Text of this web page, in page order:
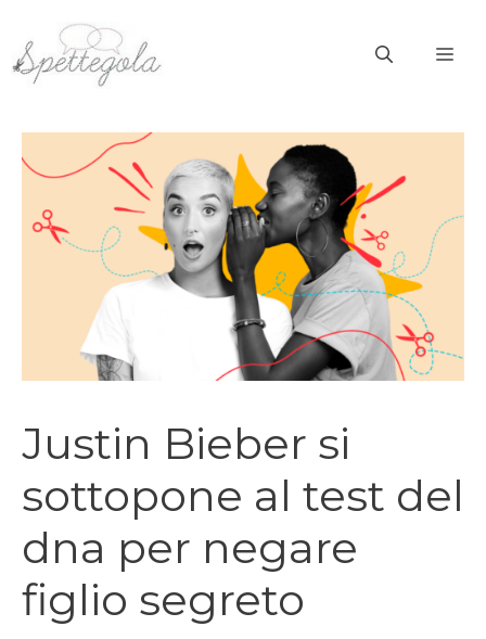
contenuto
Justin Bieber si
sottopone al test del
dna per negare
figlio segreto